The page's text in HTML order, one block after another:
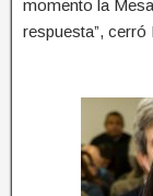
momento la
respuesta”, cerró